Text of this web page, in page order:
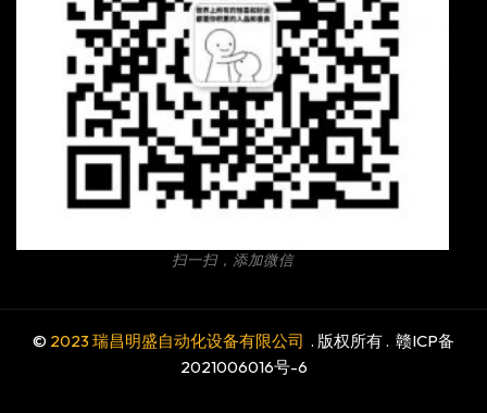
扫一扫，添加微信
© 2023 瑞昌明盛自动化设备有限公司 . 版权所有 . 赣ICP备
2021006016号-6